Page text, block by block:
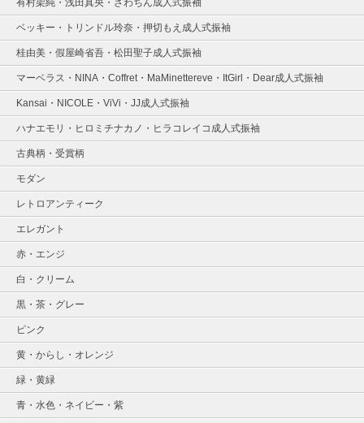
有村架純・浅田真央・ざわちん成人式振袖
ベッキー・トリンドル玲奈・押切もえ成人式振袖
桂由美・假屋崎省吾・松田聖子成人式振袖
マーベラス・NINA・Coffret・MaMinettereve・ItGirl・Dear成人式振袖
Kansai・NICOLE・ViVi・JJ成人式振袖
ハナエモリ・ヒロミチナカノ・ヒラコレイコ成人式振袖
古典柄・受賞柄
モダン
レトロアンティーク
エレガント
赤・エンジ
白・クリーム
黒・茶・グレー
ピンク
黄・からし・オレンジ
緑・黄緑
青・水色・ネイビー・紫